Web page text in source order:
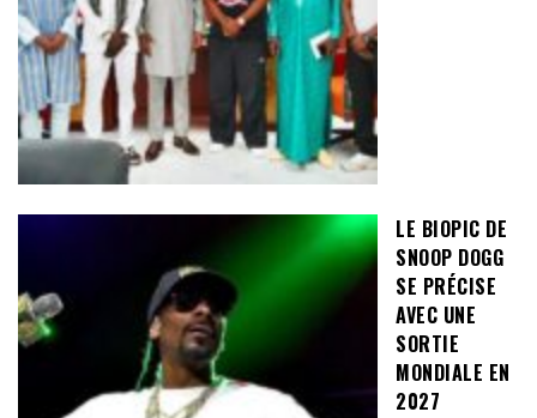
LE BIOPIC DE
SNOOP DOGG
SE PRÉCISE
AVEC UNE
SORTIE
MONDIALE EN
2027